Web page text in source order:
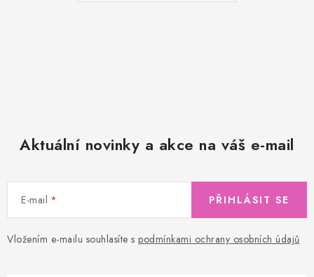
Aktuální novinky a akce na váš e-mail
E-mail
Vložením e-mailu souhlasíte s podmínkami ochrany osobních údajů
PŘIHLÁSIT SE